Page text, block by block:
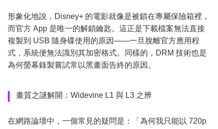
形象化地說，Disney+ 的電影就像是被鎖在專屬保險箱裡，
而官方 App 是唯一的解鎖鑰匙。這正是下載檔案無法直接
複製到 USB 隨身碟使用的原因——一旦脫離官方應用程
式，系統便無法識別其加密格式。同樣的，DRM 技術也是
為何螢幕錄製嘗試常以黑畫面告終的原因。
畫質之謎解開：Widevine L1 與 L3 之辨
在網路論壇中，一個常見的疑問是：「為何我只能以 720p